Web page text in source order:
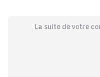
La suite de votre